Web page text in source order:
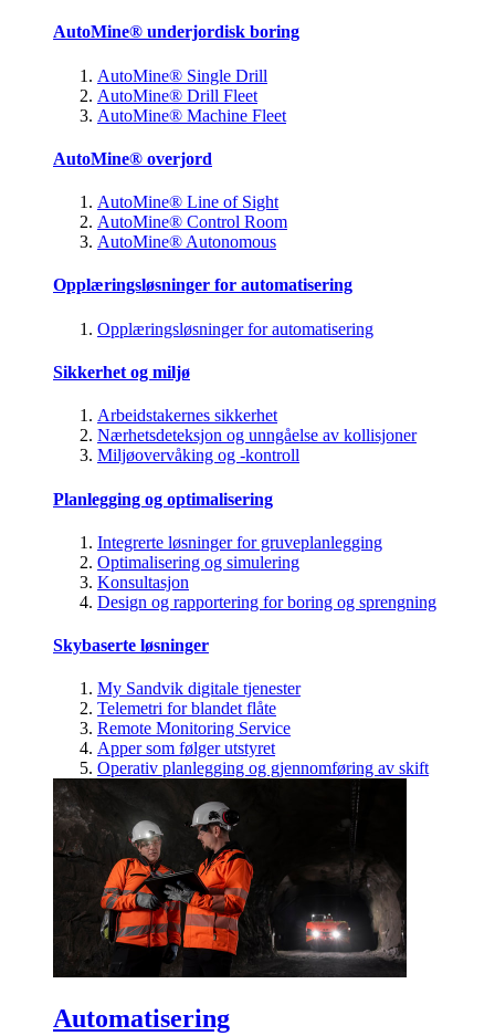
AutoMine® underjordisk boring
AutoMine® Single Drill
AutoMine® Drill Fleet
AutoMine® Machine Fleet
AutoMine® overjord
AutoMine® Line of Sight
AutoMine® Control Room
AutoMine® Autonomous
Opplæringsløsninger for automatisering
Opplæringsløsninger for automatisering
Sikkerhet og miljø
Arbeidstakernes sikkerhet
Nærhetsdeteksjon og unngåelse av kollisjoner
Miljøovervåking og -kontroll
Planlegging og optimalisering
Integrerte løsninger for gruveplanlegging
Optimalisering og simulering
Konsultasjon
Design og rapportering for boring og sprengning
Skybaserte løsninger
My Sandvik digitale tjenester
Telemetri for blandet flåte
Remote Monitoring Service
Apper som følger utstyret
Operativ planlegging og gjennomføring av skift
Automatisering